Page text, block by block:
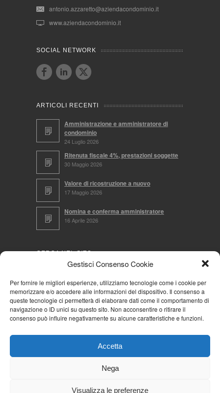
Gestisci Consenso Cookie
Per fornire le migliori esperienze, utilizziamo tecnologie come i cookie per
memorizzare e/o accedere alle informazioni del dispositivo. Il consenso a
queste tecnologie ci permetterà di elaborare dati come il comportamento di
navigazione o ID unici su questo sito. Non acconsentire o ritirare il
consenso può influire negativamente su alcune caratteristiche e funzioni.
Accetta
Nega
Visualizza le preferenze
antonio.azzaretto@aziendacondominio.it
www.aziendacondominio.it
SOCIAL NETWORK
ARTICOLI RECENTI
Amministrazione e amministratore di
condominio
24 Luglio 2026
Ritenuta fiscale 4%, prestazioni soggette
30 Maggio 2026
Valore di ricostruzione a nuovo
17 Maggio 2026
Nomina e conferma amministratore
16 Aprile 2026
CERCA NEL SITO
NAVIGA PER
Mappa completa
Cookie Policy (UE)
Iscriviti alla Community AziendaCondominio